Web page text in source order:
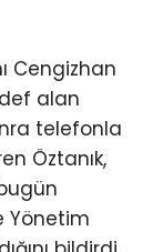
Cengizhan
alan
telefonla
Öztanık,
Yönetim